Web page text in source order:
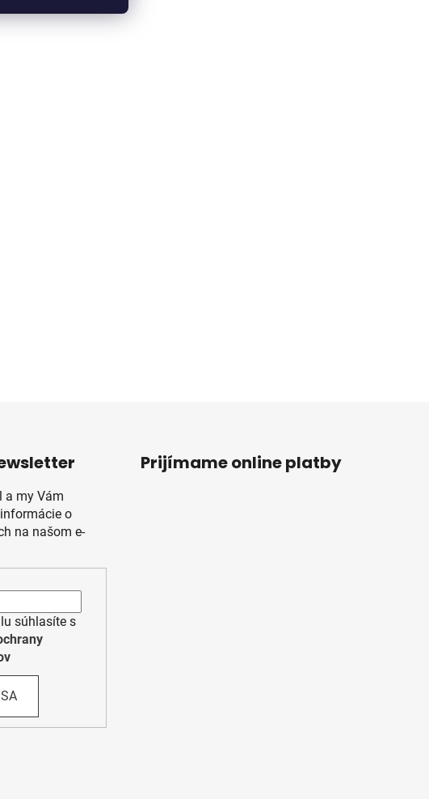
a my Vám
o
na našom e-
súhlasíte s
Prijímame online platby